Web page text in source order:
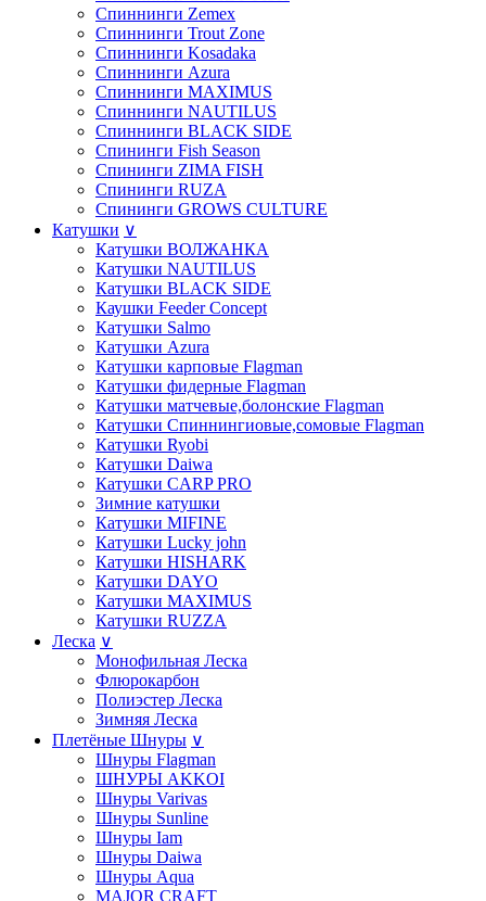
Спиннинги Zemex
Спиннинги Trout Zone
Спиннинги Kosadaka
Спиннинги Azura
Спиннинги MAXIMUS
Спиннинги NAUTILUS
Спиннинги BLACK SIDE
Спининги Fish Season
Спининги ZIMA FISH
Спининги RUZA
Спининги GROWS CULTURE
Катушки ∨
Катушки ВОЛЖАНКА
Катушки NAUTILUS
Катушки BLACK SIDE
Каушки Feeder Concept
Катушки Salmo
Катушки Azura
Катушки карповые Flagman
Катушки фидерные Flagman
Катушки матчевые,болонские Flagman
Катушки Спиннингиовые,сомовые Flagman
Катушки Ryobi
Катушки Daiwa
Катушки СARP PRO
Зимние катушки
Катушки MIFINE
Катушки Lucky john
Катушки HISHARK
Катушки DAYO
Катушки MAXIMUS
Катушки RUZZA
Леска ∨
Монофильная Леска
Флюрокарбон
Полиэстер Леска
Зимняя Леска
Плетёные Шнуры ∨
Шнуры Flagman
ШНУРЫ AKKOI
Шнуры Varivas
Шнуры Sunline
Шнуры Iam
Шнуры Daiwa
Шнуры Aqua
MAJOR CRAFT